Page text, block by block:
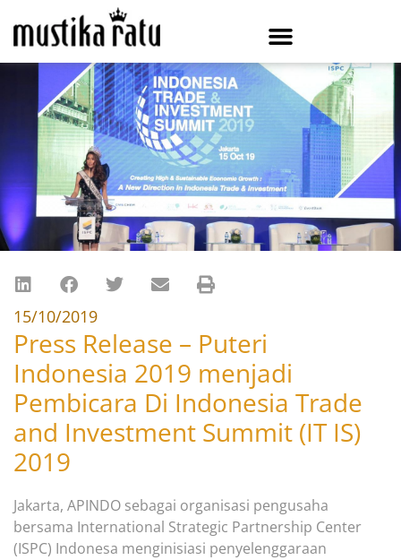
15/10/2019
Press Release – Puteri
Indonesia 2019 menjadi
Pembicara Di Indonesia Trade
and Investment Summit (IT IS)
2019
Jakarta, APINDO sebagai organisasi pengusaha
bersama International Strategic Partnership Center
(ISPC) Indonesa menginisiasi penyelenggaraan